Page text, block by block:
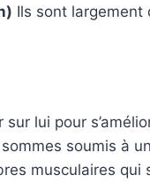
Ils sont largement
lui pour
soumis à
musculaires qui